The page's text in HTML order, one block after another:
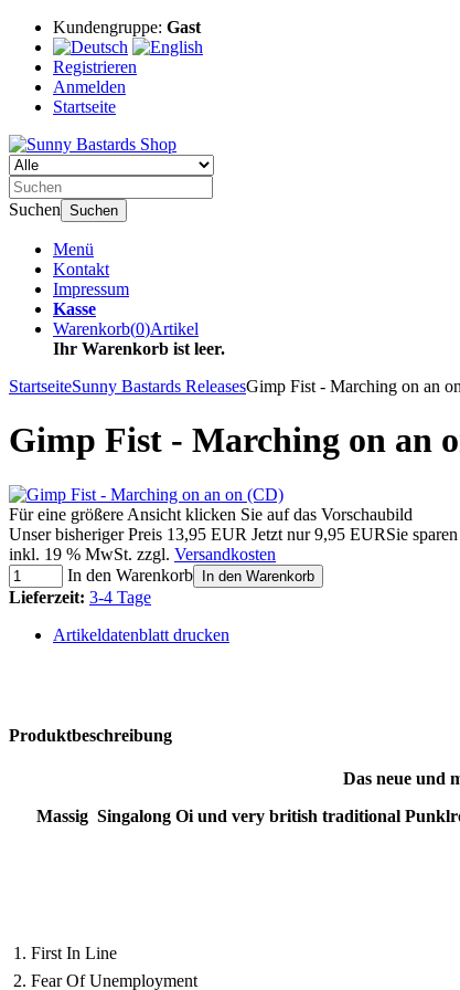
Kundengruppe: Gast
Registrieren
Anmelden
Startseite
Suchen Suchen
Menü
Kontakt
Impressum
Kasse
Warenkorb(0)Artikel
Ihr Warenkorb ist leer.
StartseiteSunny Bastards ReleasesGimp Fist - Marching on an
Gimp Fist - Marching on an
Für eine größere Ansicht klicken Sie auf das Vorschaubild
Unser bisheriger Preis 13,95 EUR Jetzt nur9,95 EURSie
inkl. 19 % MwSt. zzgl. Versandkosten
In den Warenkorb
In den Warenkorb
Lieferzeit: 3-4 Tage
Artikeldatenblatt drucken
Produktbeschreibung
Das neue und
Massig Singalong Oi und very british traditional
1. First In Line
2. Fear Of Unemployment